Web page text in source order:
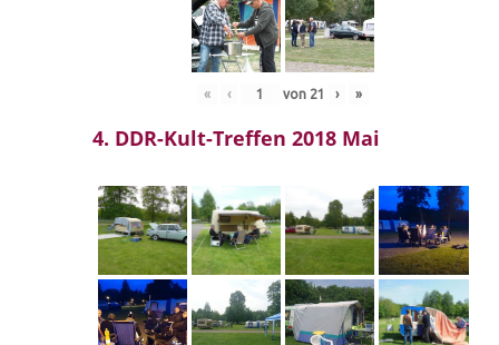
« ‹ von 21 › »
4. DDR-Kult-Treffen 2018 Mai